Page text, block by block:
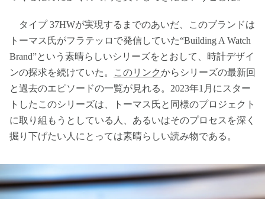
タイプ 37HWが実現するまでのあいだ、このブランドは
トーマス氏がフラテッロで発信していた“Building A Watch
Brand”という素晴らしいシリーズをとおして、時計デザイ
ンの探求を続けていた。
このリンクからシリーズの最新回
と過去のエピソードの一覧が見れる。2023年1月にスター
トしたこのシリーズは、トーマス氏と同様のプロジェクト
に取り組もうとしている人、あるいはそのプロセスを深く
掘り下げたい人にとっては素晴らしい読み物である。